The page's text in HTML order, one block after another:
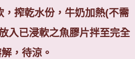
，搾乾水份，牛奶加熱(不需
放入已浸軟之魚膠片拌至完全
，待涼。